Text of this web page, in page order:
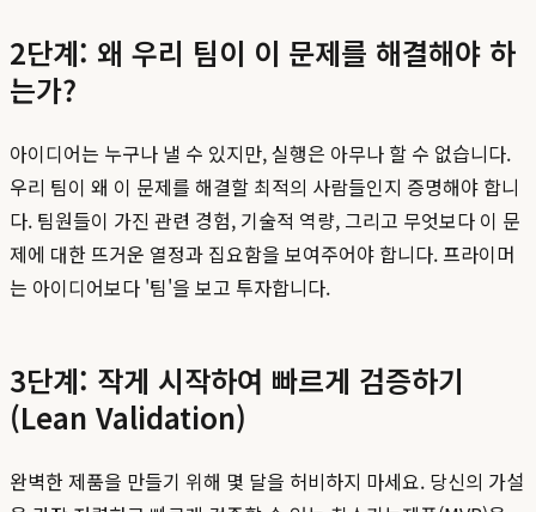
2단계: 왜 우리 팀이 이 문제를 해결해야 하
는가?
아이디어는 누구나 낼 수 있지만, 실행은 아무나 할 수 없습니다.
우리 팀이 왜 이 문제를 해결할 최적의 사람들인지 증명해야 합니
다. 팀원들이 가진 관련 경험, 기술적 역량, 그리고 무엇보다 이 문
제에 대한 뜨거운 열정과 집요함을 보여주어야 합니다. 프라이머
는 아이디어보다 '팀'을 보고 투자합니다.
3단계: 작게 시작하여 빠르게 검증하기
(Lean Validation)
완벽한 제품을 만들기 위해 몇 달을 허비하지 마세요. 당신의 가설